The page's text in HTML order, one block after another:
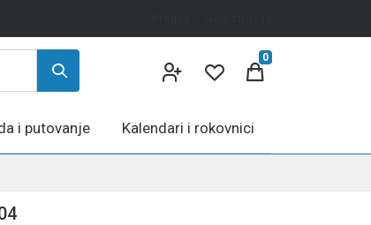
0
i putovanje Kalendari i rokovnici